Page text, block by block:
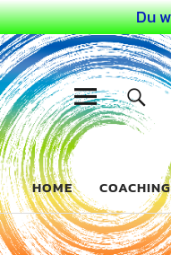
Du
COACHING FÜR
HOME COACHING